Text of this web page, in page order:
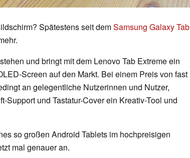
Spätestens seit demSamsung Galaxy Tab
und bringt mit dem Lenovo Tab Extreme ein
Screen auf den Markt. Bei einem Preis von fast
an gelegentliche Nutzerinnen und Nutzer,
Support und Tastatur-Cover ein Kreativ-Tool und
so großen Android Tablets im hochpreisigen
mal genauer an.